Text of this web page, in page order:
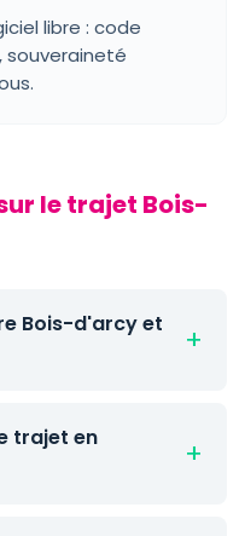
libre : code
souveraineté
le trajet Bois-
Bois-d'arcy et
trajet en